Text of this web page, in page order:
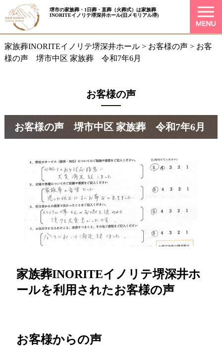
堺市の家族葬・1日葬・直葬（火葬式）は家族葬
INORITEイノリテ堺深井ホール(旧メモリアル堺)
家族葬INORITEイノリテ堺深井ホール> お客様の声> お客
様の声 堺市中区 家族葬 令和7年6月
お客様の声
お客様の声 堺市中区 家族葬 令和7年6月
家族葬INORITEイノリテ堺深井ホ
ールを利用されたお客様の声
お客様からの声